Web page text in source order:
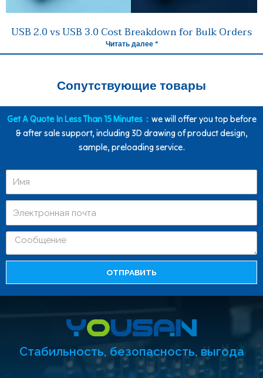
USB 2.0 vs USB 3.0 Cost Breakdown for Bulk Orders
Читать далее "
Сопутствующие товары
Get A Quote In Less Than 15 Minutes： we will offer you top before
& after sale support, including 3D drawing of product design,
sample, preloading service.
ОТПРАВИТЬ
Стабильность, безопасность, выгода